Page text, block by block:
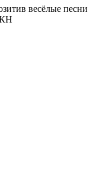
весёлые песни